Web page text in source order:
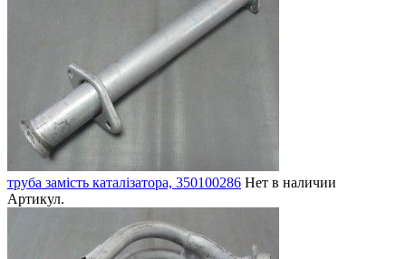
труба замість каталізатора, 350100286 Нет в наличии
Артикул.